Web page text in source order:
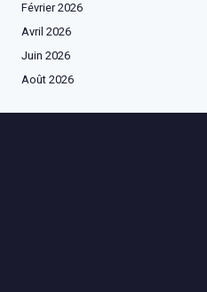
Février 2026
Avril 2026
Juin 2026
Août 2026